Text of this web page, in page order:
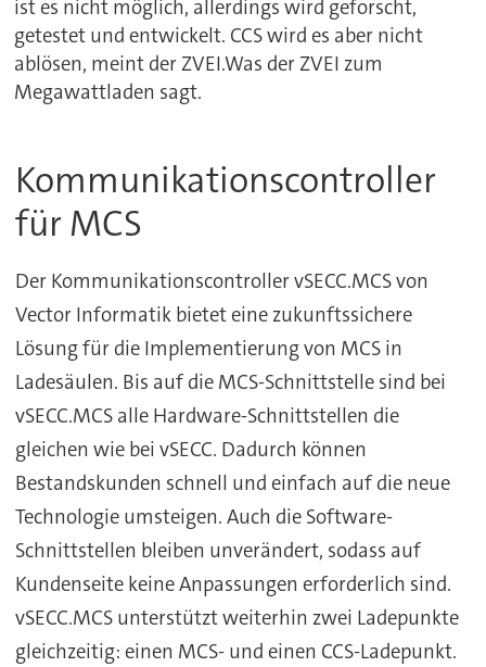
ist es nicht möglich, allerdings wird geforscht,
getestet und entwickelt. CCS wird es aber nicht
ablösen, meint der ZVEI.Was der ZVEI zum
Megawattladen sagt.
Kommunikationscontroller
für MCS
Der Kommunikationscontroller vSECC.MCS von
Vector Informatik bietet eine zukunftssichere
Lösung für die Implementierung von MCS in
Ladesäulen. Bis auf die MCS-Schnittstelle sind bei
vSECC.MCS alle Hardware-Schnittstellen die
gleichen wie bei vSECC. Dadurch können
Bestandskunden schnell und einfach auf die neue
Technologie umsteigen. Auch die Software-
Schnittstellen bleiben unverändert, sodass auf
Kundenseite keine Anpassungen erforderlich sind.
vSECC.MCS unterstützt weiterhin zwei Ladepunkte
gleichzeitig: einen MCS- und einen CCS-Ladepunkt.